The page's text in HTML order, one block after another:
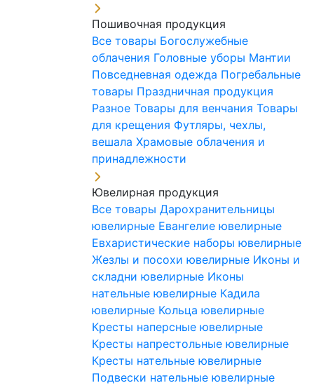
Пошивочная продукция
Все товары Богослужебные
облачения Головные уборы Мантии
Повседневная одежда Погребальные
товары Праздничная продукция
Разное Товары для венчания Товары
для крещения Футляры, чехлы,
вешала Храмовые облачения и
принадлежности
Ювелирная продукция
Все товары Дарохранительницы
ювелирные Евангелие ювелирные
Евхаристические наборы ювелирные
Жезлы и посохи ювелирные Иконы и
складни ювелирные Иконы
нательные ювелирные Кадила
ювелирные Кольца ювелирные
Кресты наперсные ювелирные
Кресты напрестольные ювелирные
Кресты нательные ювелирные
Подвески нательные ювелирные